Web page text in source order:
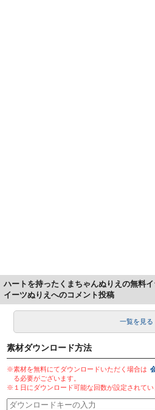
ハートを持ったくまちゃんぬりえの無料
イーツぬりえへのコメント投稿
一覧を見る
素材ダウンロード方法
※素材を無料にてダウンロードいただく場合は
る必要がございます。
※１日にダウンロード可能な回数が設定されてい